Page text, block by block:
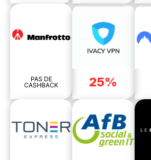
PAS DE
CASHBACK
25%